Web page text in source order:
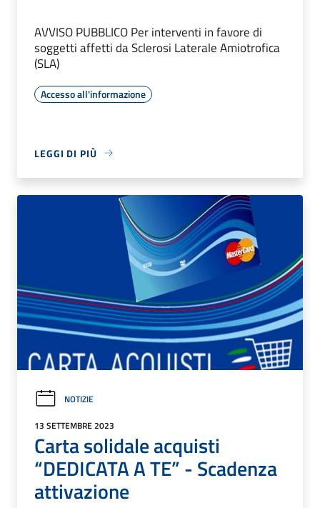
AVVISO PUBBLICO Per interventi in favore di
soggetti affetti da Sclerosi Laterale Amiotrofica
(SLA)
Accesso all'informazione
LEGGI DI PIÙ
NOTIZIE
13 SETTEMBRE 2023
Carta solidale acquisti
“DEDICATA A TE” - Scadenza
attivazione